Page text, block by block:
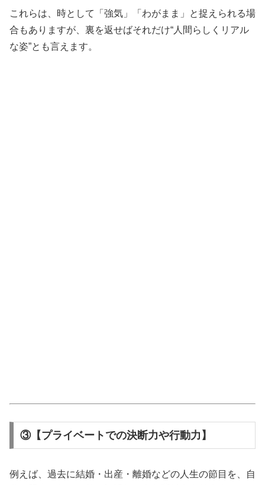
これらは、時として「強気」「わがまま」と捉えられる場
合もありますが、裏を返せばそれだけ“人間らしくリアル
な姿”とも言えます。
③【プライベートでの決断力や行動力】
例えば、過去に結婚・出産・離婚などの人生の節目を、自